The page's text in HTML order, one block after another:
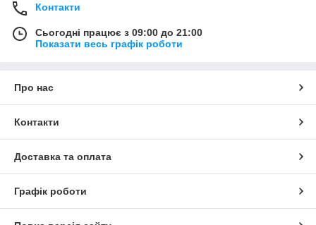
Контакти
Сьогодні працює з 09:00 до 21:00
Показати весь графік роботи
Про нас
Контакти
Доставка та оплата
Графік роботи